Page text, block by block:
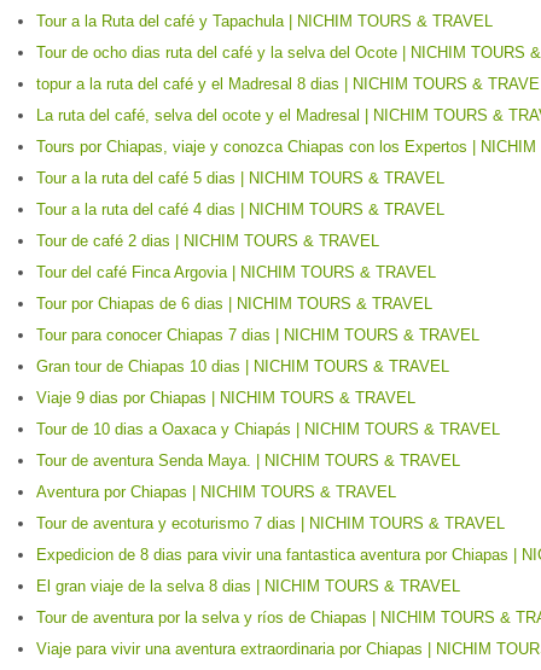
Tour a la Ruta del café y Tapachula | NICHIM TOURS & TRAVEL
Tour de ocho dias ruta del café y la selva del Ocote | NICHIM TOURS
topur a la ruta del café y el Madresal 8 dias | NICHIM TOURS &
La ruta del café, selva del ocote y el Madresal | NICHIM TOURS &
Tours por Chiapas, viaje y conozca Chiapas con los Expertos |
Tour a la ruta del café 5 dias | NICHIM TOURS & TRAVEL
Tour a la ruta del café 4 dias | NICHIM TOURS & TRAVEL
Tour de café 2 dias | NICHIM TOURS & TRAVEL
Tour del café Finca Argovia | NICHIM TOURS & TRAVEL
Tour por Chiapas de 6 dias | NICHIM TOURS & TRAVEL
Tour para conocer Chiapas 7 dias | NICHIM TOURS & TRAVEL
Gran tour de Chiapas 10 dias | NICHIM TOURS & TRAVEL
Viaje 9 dias por Chiapas | NICHIM TOURS & TRAVEL
Tour de 10 dias a Oaxaca y Chiapás | NICHIM TOURS & TRAVEL
Tour de aventura Senda Maya. | NICHIM TOURS & TRAVEL
Aventura por Chiapas | NICHIM TOURS & TRAVEL
Tour de aventura y ecoturismo 7 dias | NICHIM TOURS & TRAVEL
Expedicion de 8 dias para vivir una fantastica aventura por Chiapas |
El gran viaje de la selva 8 dias | NICHIM TOURS & TRAVEL
Tour de aventura por la selva y ríos de Chiapas | NICHIM TOURS &
Viaje para vivir una aventura extraordinaria por Chiapas | NICHIM